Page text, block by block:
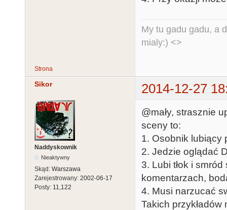
My tu gadu gadu, a
mialy:) <>
Strona
Sikor 2014-12-27
Naddyskownik
Nieaktywny
Skąd: Warszawa
Zarejestrowany: 2002-06-17
Posty: 11,122
@mały, strasznie
sceny to:
1. Osobnik lubiący
2. Jedzie oglądać
3. Lubi tłok i
komentarzach,
4. Musi narzucać
Takich